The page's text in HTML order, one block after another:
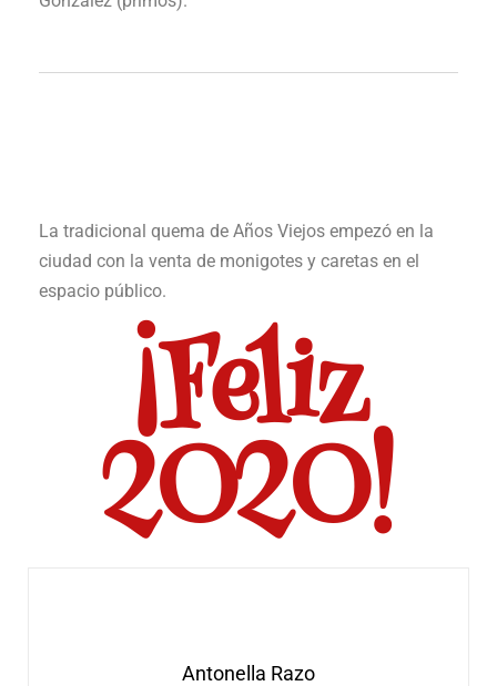
La tradicional quema de Años Viejos empezó en la
ciudad con la venta de monigotes y caretas en el
espacio público.
¡Feliz
2020!
Antonella Razo